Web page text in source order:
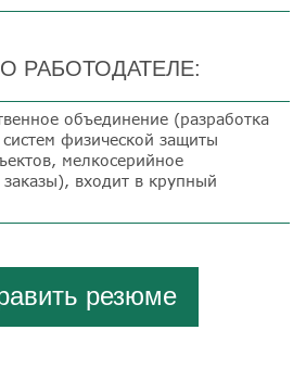
РАБОТОДАТЕЛЕ:
объединение (разработка
физической защиты
мелкосерийное
заказы), входит в крупный
резюме